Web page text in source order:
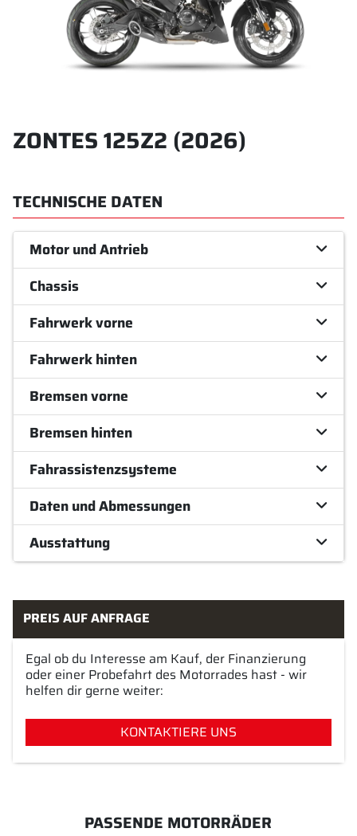
ZONTES 125Z2 (2026)
TECHNISCHE DATEN
Motor und Antrieb
Chassis
Fahrwerk vorne
Fahrwerk hinten
Bremsen vorne
Bremsen hinten
Fahrassistenzsysteme
Daten und Abmessungen
Ausstattung
PREIS AUF ANFRAGE
Egal ob du Interesse am Kauf, der Finanzierung
oder einer Probefahrt des Motorrades hast - wir
helfen dir gerne weiter:
KONTAKTIERE UNS
PASSENDE MOTORRÄDER